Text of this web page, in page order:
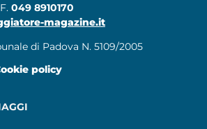
049 8910170
magazine.it
di Padova N. 5109/2005
policy